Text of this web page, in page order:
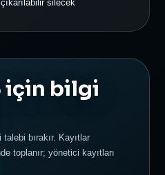
çıkarılabilir silecek
için bilgi
bırakır. Kayıtlar
toplanır; yönetici kayıtları